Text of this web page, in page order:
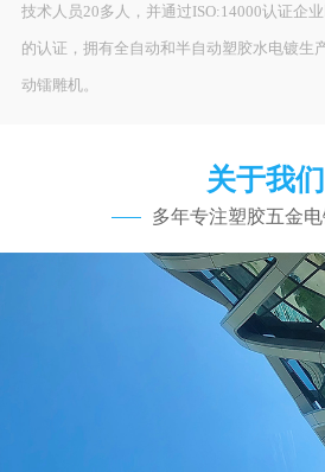
技术人员20多人，并通过ISO:14000认证企
的认证，拥有全自动和半自动塑胶水电镀生
动镭雕机。
关于我们
多年专注塑胶五金